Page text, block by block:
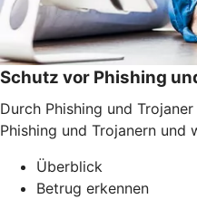
Schutz vor Phishing
Durch Phishing und
Phishing und Trojanern
Überblick
Betrug erkennen